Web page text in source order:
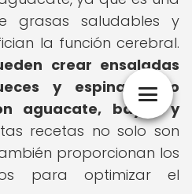
grasas saludables y
la función cerebral.
crear ensaladas
y espinacas, o
aguacate, bayas y
recetas no solo son
proporcionan los
para optimizar el